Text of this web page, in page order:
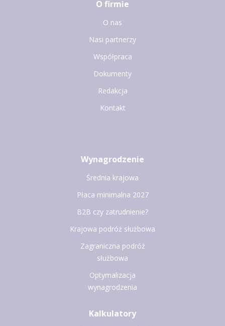
O firmie
O nas
Nasi partnerzy
Współpraca
Dokumenty
Redakcja
Kontakt
Wynagrodzenie
Średnia krajowa
Płaca minimalna 2027
B2B czy zatrudnienie?
Krajowa podróż służbowa
Zagraniczna podróż
służbowa
Optymalizacja
wynagrodzenia
Kalkulatory